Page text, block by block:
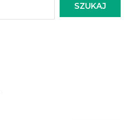
SZUKAJ